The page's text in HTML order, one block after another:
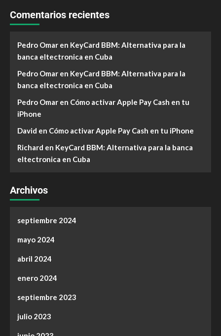
Comentarios recientes
Pedro Omar en KeyCard BBM: Alternativa para la
banca eltectronica en Cuba
Pedro Omar en KeyCard BBM: Alternativa para la
banca eltectronica en Cuba
Pedro Omar en Cómo activar Apple Pay Cash en tu
iPhone
David en Cómo activar Apple Pay Cash en tu iPhone
Richard en KeyCard BBM: Alternativa para la banca
eltectronica en Cuba
Archivos
septiembre 2024
mayo 2024
abril 2024
enero 2024
septiembre 2023
julio 2023